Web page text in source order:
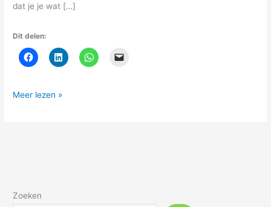
dat je je wat […]
Dit delen:
Meer lezen »
Zoeken